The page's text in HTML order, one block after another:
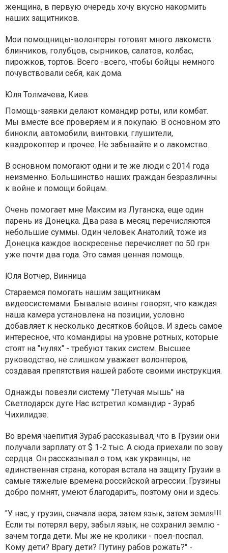
женщина, в первую очередь хочу вкусно накормить
наших защитников.
Мои помощницы-волонтеры готовят много лакомств:
блинчиков, голубцов, сырников, салатов, колбас,
пирожков, тортов. Всего -всего, чтобы бойцы немного
почувствовали себя, как дома.
Юля Толмачева, Киев
Помощь-заявки делают командир роты, или комбат.
Мы вместе все проверяем и я покупаю. В основном это
бинокли, автомобили, винтовки, глушители,
квадрокоптер и прочее. Не забывайте и о лакомство.
В основном помогают одни и те же люди с 2014 года
неизменно. Большинство наших граждан безразличны
к войне и помощи бойцам.
Очень помогает мне Максим из Луганска, еще один
парень из Донецка. Два раза в месяц перечисляются
небольшие суммы. Один человек Анатолий, тоже из
Донецка каждое воскресенье перечисляет по 50 грн
уже почти два года. Это самая ценная помощь.
Юля Вотчер, Винница
Стараемся помогать нашим защитникам
видеосистемами. Бывалые воины говорят, что каждая
наша камера установлена ​​на позиции, условно
добавляет к несколько десятков бойцов. И здесь самое
интересное, что командиры на уровне ротных, которые
стоят на "нулях" - требуют таких систем. Высшее
руководство, не слишком уважает волонтеров,
создавая препятствия нашей работе своими инструкция.
Однажды повезли систему "Летучая мышь" на
Светлодарск дуге Нас встретил командир - Зураб
Чихилидзе.
Во время чаепития Зураб рассказывал, что в Грузии они
получали зарплату от $ 1-2 тыс. А сюда приехали по зову
сердца. Он рассказывал о том, как украинцы, не
единственная страна, которая встала на защиту Грузии в
самые тяжелые времена российской агрессии. Грузины
добро помнят, умеют благодарить, поэтому они и здесь.
"У нас, у грузин, сначала вера, затем язык, затем земля!!!
Если ты потерял веру, забыл язык, не сохранил землю -
зачем тогда дети. Мы же не кролики - поел-поспал.
Кому дети? Врагу дети? Путину рабов рожать?" -